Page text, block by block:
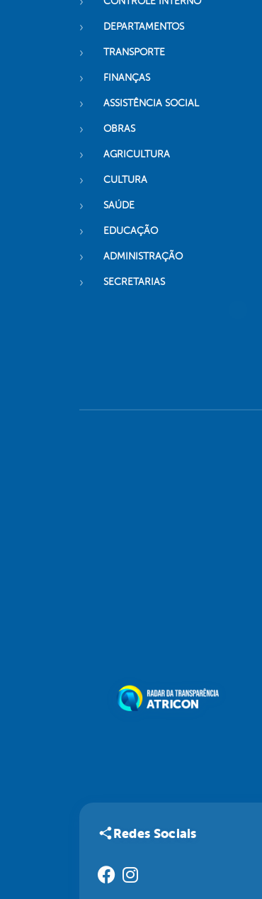
DEPARTAMENTOS
TRANSPORTE
FINANÇAS
ASSISTÊNCIA SOCIAL
OBRAS
AGRICULTURA
CULTURA
SAÚDE
EDUCAÇÃO
ADMINISTRAÇÃO
SECRETARIAS
Redes Sociais